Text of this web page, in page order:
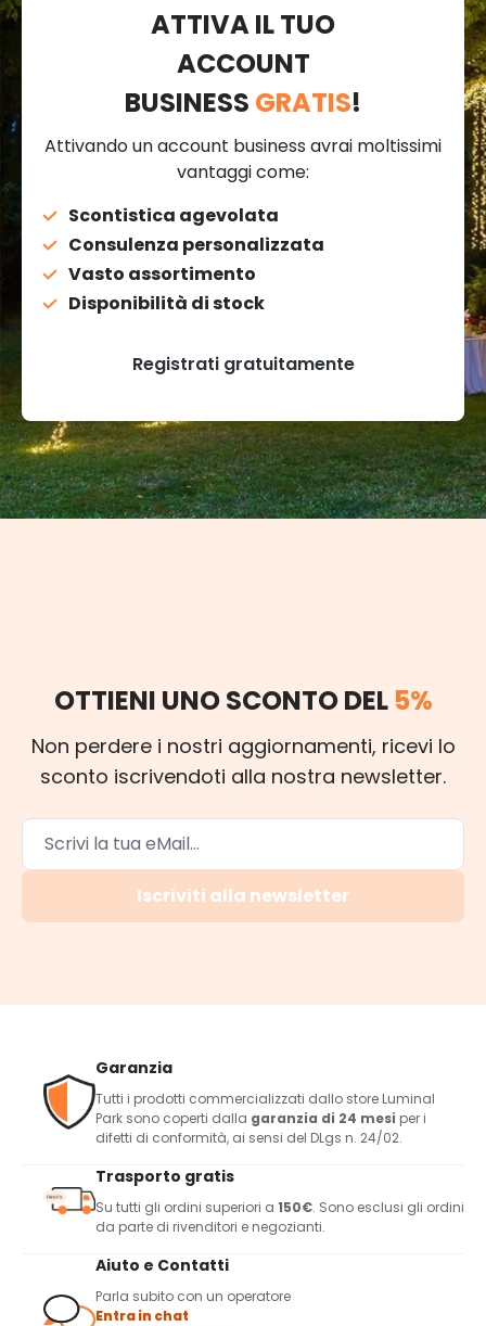
ATTIVA IL TUO
ACCOUNT
BUSINESS GRATIS!
Attivando un account business avrai moltissimi
vantaggi come:
Scontistica agevolata
Consulenza personalizzata
Vasto assortimento
Disponibilità di stock
Registrati gratuitamente
OTTIENI UNO SCONTO DEL 5%
Non perdere i nostri aggiornamenti, ricevi lo
sconto iscrivendoti alla nostra newsletter.
Iscriviti alla newsletter
Garanzia
Tutti i prodotti commercializzati dallo store Luminal
Park sono coperti dalla garanzia di 24 mesi per i
difetti di conformità, ai sensi del DLgs n. 24/02.
Trasporto gratis
Su tutti gli ordini superiori a 150€. Sono esclusi gli ordini
da parte di rivenditori e negozianti.
Aiuto e Contatti
Parla subito con un operatore
Entra in chat